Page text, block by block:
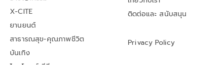
X-CITE
ยานยนต์
สาธารณสุข-คุณภาพชีวิต
บันเทิง
ติดต่อและ สนับสนุน
Privacy Policy